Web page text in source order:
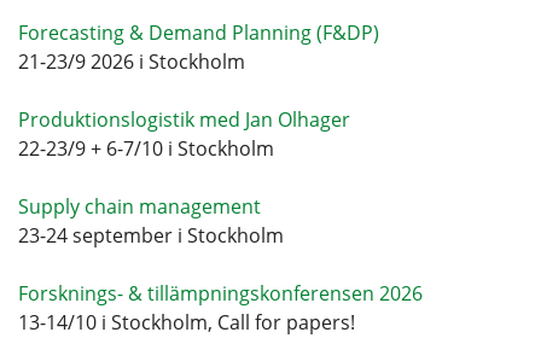
Forecasting & Demand Planning (F&DP)
21-23/9 2026 i Stockholm
Produktionslogistik med Jan Olhager
22-23/9 + 6-7/10 i Stockholm
Supply chain management
23-24 september i Stockholm
Forsknings- & tillämpningskonferensen 2026
13-14/10 i Stockholm, Call for papers!